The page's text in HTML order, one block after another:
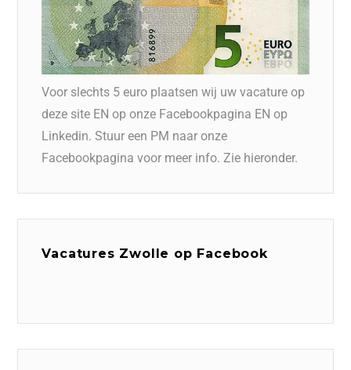
Voor slechts 5 euro plaatsen wij uw vacature op
deze site EN op onze Facebookpagina EN op
Linkedin. Stuur een PM naar onze
Facebookpagina voor meer info. Zie hieronder.
Vacatures Zwolle op Facebook